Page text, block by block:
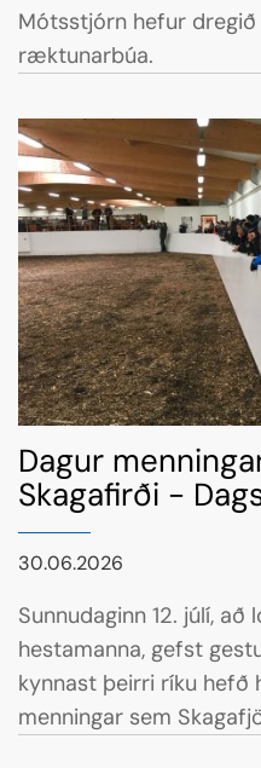
Mótsstjórn hefur
ræktunarbúa.
Dagur
Skagafirði -
30.06.2026
Sunnudaginn 12. júlí, að
hestamanna, gefst
kynnast þeirri ríku
menningar sem